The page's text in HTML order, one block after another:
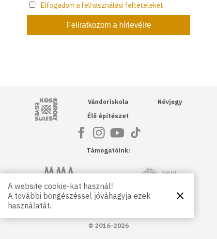
Elfogadom a felhasználási feltételeket
Kós Károly Egyesülés
Vándoriskola
Élő építészet
Névjegy
Támogatóink:
Magyar Művészeti Akadémia NKA
Petőfi Kulturális Ügynökség
© 2016-2026
A website cookie-kat használ!
A további böngészéssel jóváhagyja ezek
használatát.
Bezárás